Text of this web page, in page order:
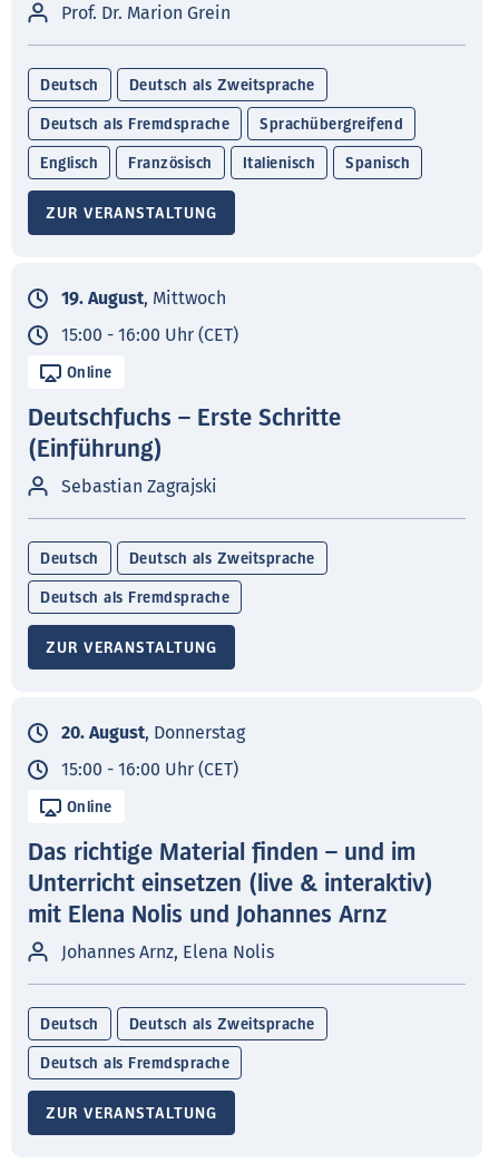
Prof. Dr. Marion Grein
Deutsch Deutsch als Zweitsprache
Deutsch als Fremdsprache Sprachübergreifend
Englisch Französisch Italienisch Spanisch
ZUR VERANSTALTUNG
19. August, Mittwoch
15:00 - 16:00 Uhr (CET)
Online
Deutschfuchs – Erste Schritte
(Einführung)
Sebastian Zagrajski
Deutsch Deutsch als Zweitsprache
Deutsch als Fremdsprache
ZUR VERANSTALTUNG
20. August, Donnerstag
15:00 - 16:00 Uhr (CET)
Online
Das richtige Material finden – und im
Unterricht einsetzen (live & interaktiv)
mit Elena Nolis und Johannes Arnz
Johannes Arnz, Elena Nolis
Deutsch Deutsch als Zweitsprache
Deutsch als Fremdsprache
ZUR VERANSTALTUNG